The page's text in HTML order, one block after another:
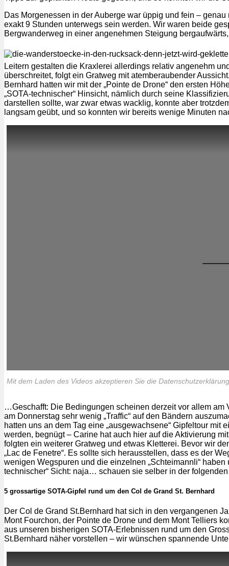
Das Morgenessen in der Auberge war üppig und fein –
exakt 9 Stunden unterwegs sein werden. Wir waren beide
Bergwanderweg in einer angenehmen Steigung
Leitern gestalten die Kraxlerei allerdings relativ angenehm
überschreitet, folgt ein Gratweg mit atemberaubender
Bernhard hatten wir mit der „Pointe de Drone“ den ersten
„SOTA-technischer“ Hinsicht, nämlich durch seine
darstellen sollte, war zwar etwas wacklig, konnte aber
langsam geübt, und so konnten wir bereits wenige Minuten
Mit dem Laden des Videos akzeptieren Sie die
…Geschafft: Die Bedingungen scheinen derzeit vor allem am
am Donnerstag sehr wenig „Traffic“ auf den Bändern
hatten uns an dem Tag eine „ausgewachsene“ Gipfeltour
werden, begnügt – Carine hat auch hier auf die Aktivierung
folgten ein weiterer Gratweg und etwas Kletterei. Bevor wir
„Lac de Fenetre“. Es sollte sich herausstellen, dass es der
wenigen Wegspuren und die einzelnen „Schteimannli“
technischer“ Sicht: naja… schauen sie selber in der
5 grossartige SOTA-Gipfel rund um den Col de Grand St. Bernhard
Der Col de Grand St.Bernhard hat sich in den vergangenen
Mont Fourchon, der Pointe de Drone und dem Mont Telliers
aus unseren bisherigen SOTA-Erlebnissen rund um den
St.Bernhard näher vorstellen – wir wünschen spannende